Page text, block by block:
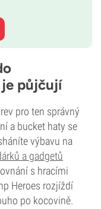
půjčují
pro ten správný
a bucket haty se
výbavu na
a gadgetů
s hracími
Heroes rozjíždí
po kocovině.